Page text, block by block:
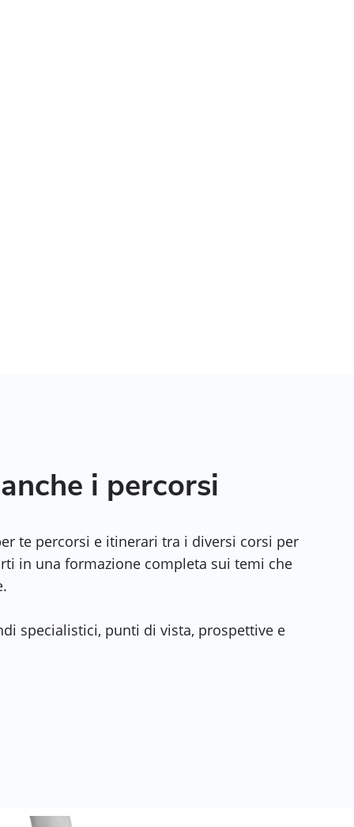
accessibile per un
condiviso
i percorsi
te percorsi e itinerari tra i diversi corsi per
in una formazione completa sui temi che
specialistici, punti di vista, prospettive e